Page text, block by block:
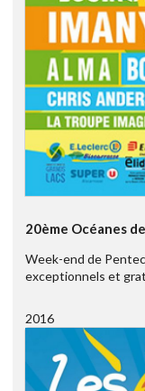
20ème Océanes
Week-end de
exceptionnels et
2016